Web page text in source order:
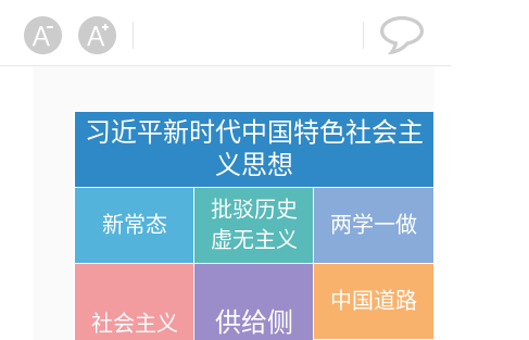
习近平新时代中国特色社会主
义思想
新常态
批驳历史
虚无主义
两学一做
社会主义
供给侧
中国道路